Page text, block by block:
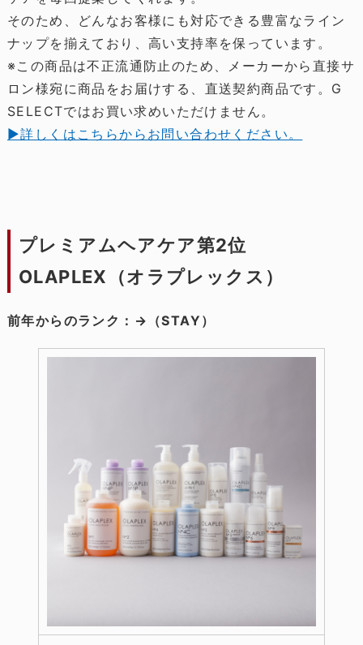
そのため、どんなお客様にも対応できる豊富なライン
ナップを揃えており、高い支持率を保っています。
※この商品は不正流通防止のため、メーカーから直接サ
ロン様宛に商品をお届けする、直送契約商品です。G
SELECTではお買い求めいただけません。
▶詳しくはこちらからお問い合わせください。
プレミアムヘアケア第2位
OLAPLEX（オラプレックス）
前年からのランク：→（STAY）